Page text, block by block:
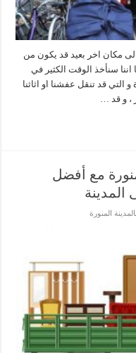
مكان اخر بعيد قد يكون من
اننا سنأخذ الوقت الكثير في
التي قد تنقل عفشنا او اثاثنا
و قد …
مع أفضل
المنورة